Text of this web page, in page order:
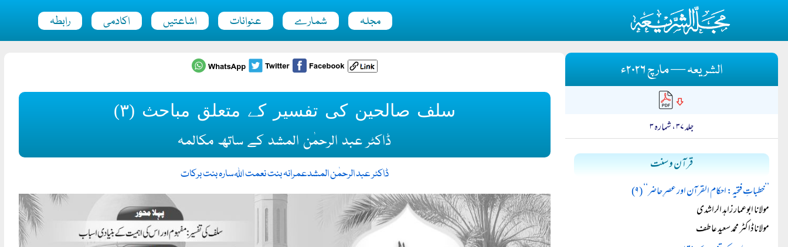
مجلہ شمارے عنوانات اشاعتیں اکادمی رابطہ
سلف صالحین کی تفسیر کے متعلق مباحث (۳)
ڈاکٹر عبد الرحمٰن المشد کے ساتھ مکالمہ
ڈاکٹر عبد الرحمٰن المشدعمرانہ بنت نعمت اللہسارہ بنت برکات
الشریعہ — مارچ ۲۰۲۶ء
جلد ۳۷ ، شمارہ ۳
قرآن و سنت
’’خطباتِ فتحیہ: احکام القرآن اور عصرِ حاضر‘‘ (۹)
مولانا ابوعمار زاہد الراشدی
مولانا ڈاکٹر محمد سعید عاطف